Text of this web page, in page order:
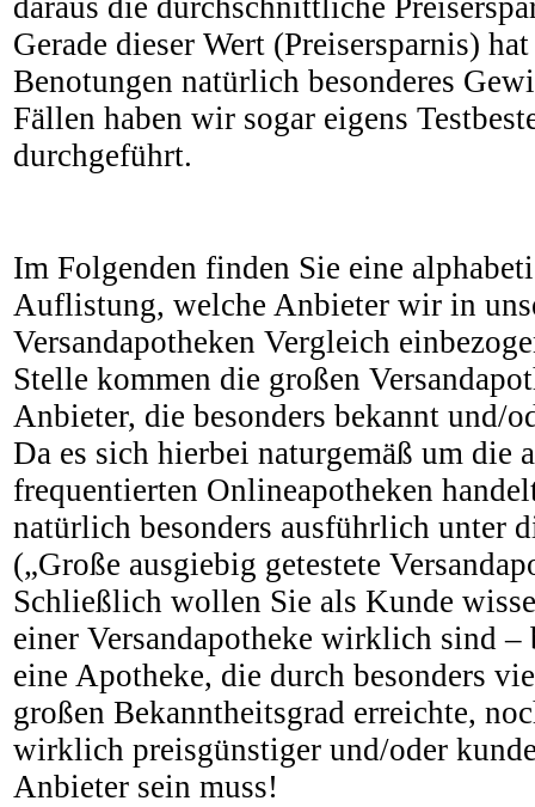
daraus die durchschnittliche
Gerade dieser Wert (Preisersparnis)
Benotungen natürlich besonderes
Fällen haben wir sogar eigens
durchgeführt.
Im Folgenden finden Sie eine
Auflistung, welche Anbieter wir in
Versandapotheken Vergleich
Stelle kommen die großen
Anbieter, die besonders bekannt und/
Da es sich hierbei naturgemäß um die
frequentierten Onlineapotheken
natürlich besonders ausführlich unter
(„Große ausgiebig getestete
Schließlich wollen Sie als Kunde
einer Versandapotheke wirklich sind –
eine Apotheke, die durch besonders
großen Bekanntheitsgrad erreichte,
wirklich preisgünstiger und/oder
Anbieter sein muss!